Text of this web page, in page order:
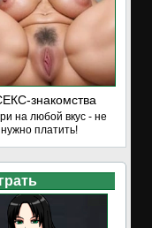
знакомства
на любой вкус - не
нужно платить!